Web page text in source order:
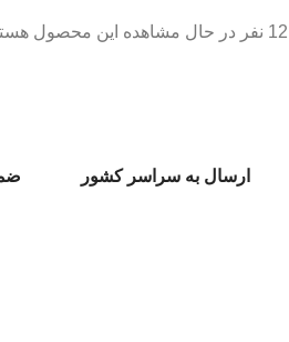
12 نفر در حال مشاهده این محصول
ارسال به سراسر کشور